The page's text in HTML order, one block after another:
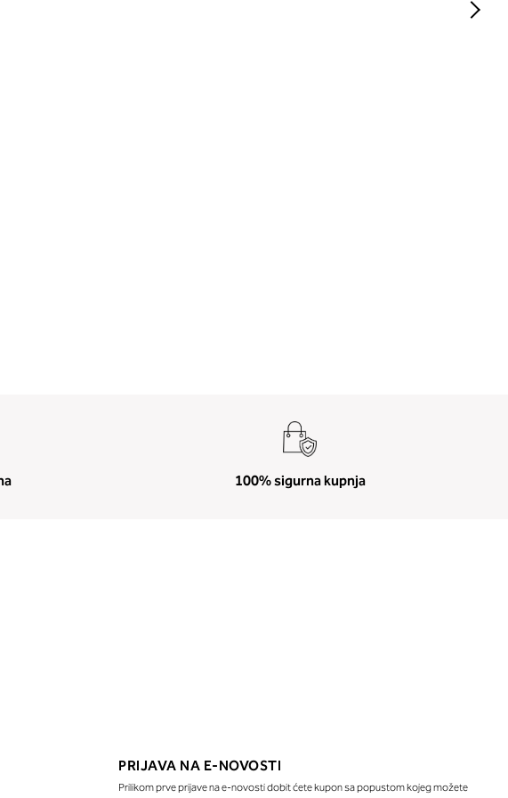
100% sigurna kupnja
PRIJAVA NA E-NOVOSTI
Prilikom prve prijave na e-novosti dobit ćete kupon sa popustom kojeg možete